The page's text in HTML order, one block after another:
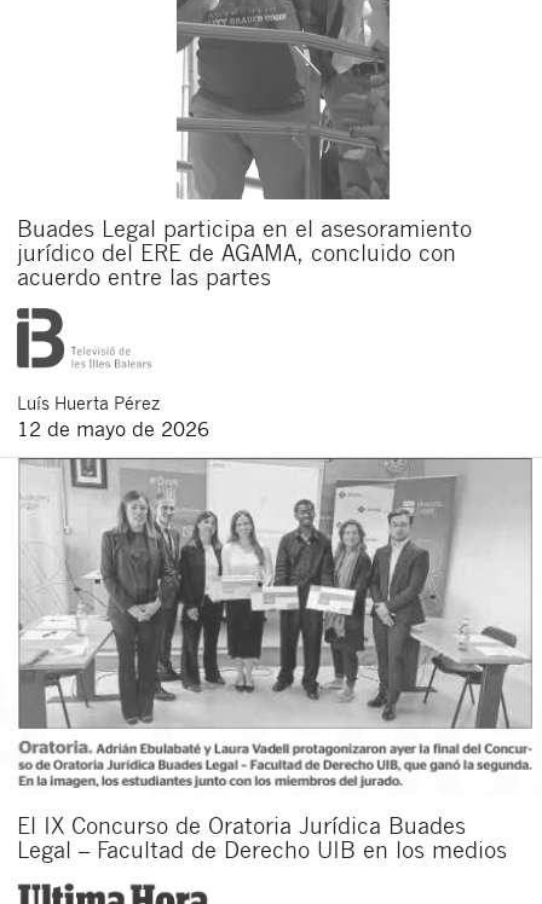
Buades Legal participa en el asesoramiento
jurídico del ERE de AGAMA, concluido con
acuerdo entre las partes
Luís Huerta Pérez
12 de mayo de 2026
El IX Concurso de Oratoria Jurídica Buades
Legal – Facultad de Derecho UIB en los medios